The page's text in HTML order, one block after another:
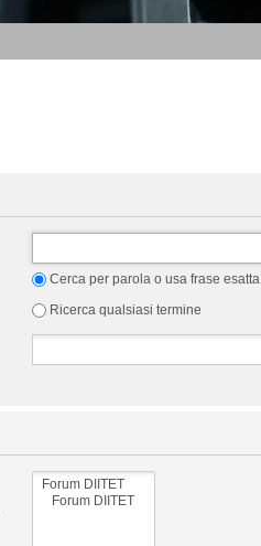
Cerca per parola o usa frase esatta
Ricerca qualsiasi termine